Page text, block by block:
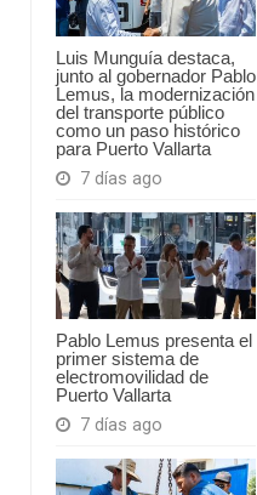
Luis Munguía destaca,
junto al gobernador Pablo
Lemus, la modernización
del transporte público
como un paso histórico
para Puerto Vallarta
7 días ago
Pablo Lemus presenta el
primer sistema de
electromovilidad de
Puerto Vallarta
7 días ago